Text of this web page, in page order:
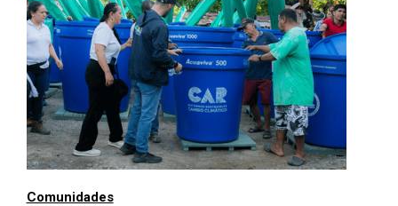
Comunidades